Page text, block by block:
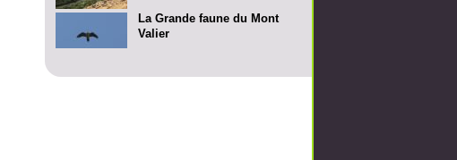
La Grande faune du Mont
Valier